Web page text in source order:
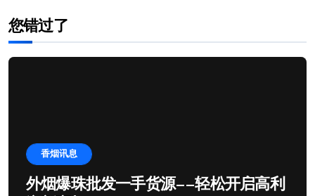
您错过了
香烟讯息
外烟爆珠批发一手货源——轻松开启高利